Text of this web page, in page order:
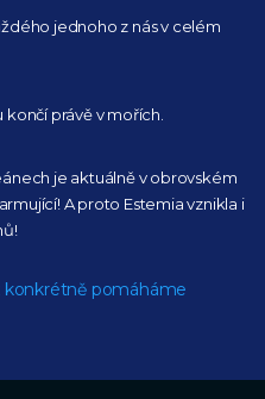
jednoho z nás v celém
končí právě v mořích.
je aktuálněv obrovském
A proto Estemia vznikla i
konkrétně pomáháme